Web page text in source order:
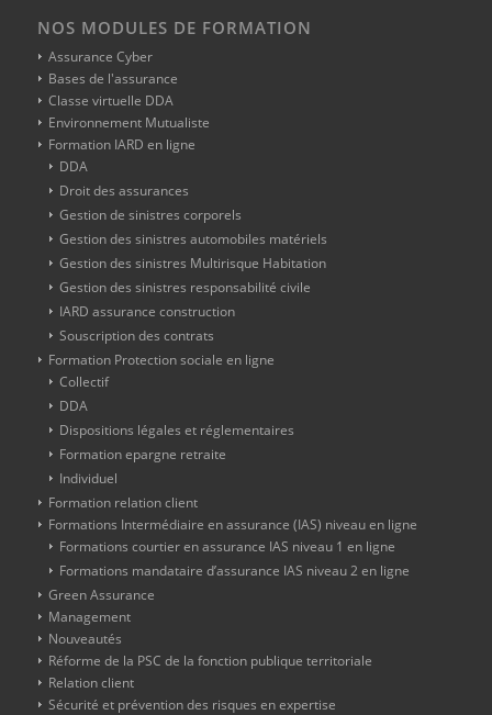
NOS MODULES DE FORMATION
Assurance Cyber
Bases de l'assurance
Classe virtuelle DDA
Environnement Mutualiste
Formation IARD en ligne
DDA
Droit des assurances
Gestion de sinistres corporels
Gestion des sinistres automobiles matériels
Gestion des sinistres Multirisque Habitation
Gestion des sinistres responsabilité civile
IARD assurance construction
Souscription des contrats
Formation Protection sociale en ligne
Collectif
DDA
Dispositions légales et réglementaires
Formation epargne retraite
Individuel
Formation relation client
Formations Intermédiaire en assurance (IAS) niveau en ligne
Formations courtier en assurance IAS niveau 1 en ligne
Formations mandataire d’assurance IAS niveau 2 en ligne
Green Assurance
Management
Nouveautés
Réforme de la PSC de la fonction publique territoriale
Relation client
Sécurité et prévention des risques en expertise